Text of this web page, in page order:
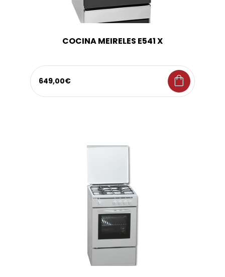
COCINA MEIRELES E541 X
649,00€ shopping_bag